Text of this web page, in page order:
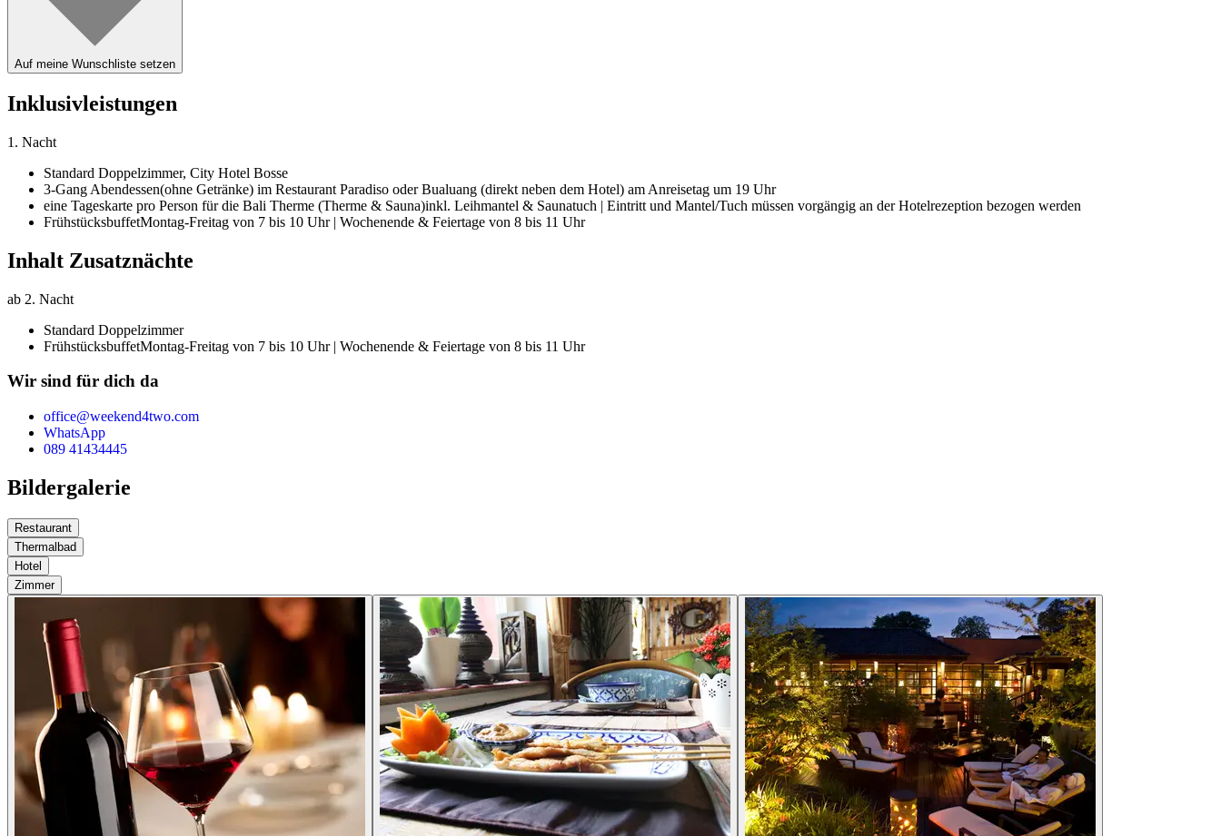
Auf meine Wunschliste setzen
Inklusivleistungen
1. Nacht
Standard Doppelzimmer, City Hotel Bosse
3-Gang Abendessen(ohne Getränke) im Restaurant Paradiso oder Bualuang (direkt neben dem Hotel) am Anreisetag um 19 Uhr
eine Tageskarte pro Person für die Bali Therme (Therme & Sauna)inkl. Leihmantel & Saunatuch | Eintritt und Mantel/Tuch müssen vorgängig an der Hotelrezeption bezogen werden
FrühstücksbuffetMontag-Freitag von 7 bis 10 Uhr | Wochenende & Feiertage von 8 bis 11 Uhr
Inhalt Zusatznächte
ab 2. Nacht
Standard Doppelzimmer
FrühstücksbuffetMontag-Freitag von 7 bis 10 Uhr | Wochenende & Feiertage von 8 bis 11 Uhr
Wir sind für dich da
office@weekend4two.com
WhatsApp
089 41434445
Bildergalerie
Restaurant
Thermalbad
Hotel
Zimmer